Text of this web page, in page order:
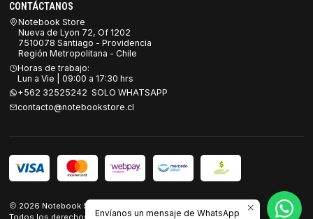
CONTÁCTANOS
Notebook Store
Nueva de Lyon 72, Of 1202
7510078 Santiago - Providencia
Región Metropolitana - Chile
Horas de trabajo:
Lun a Vie | 09:00 a 17:30 hrs
+562 32525242 SOLO WHATSAPP
contacto@notebookstore.cl
2026 Notebook Store.
Todos los derechos reservados.Desarrollado por Jumpseller
Envíanos un mensaje de WhatsApp